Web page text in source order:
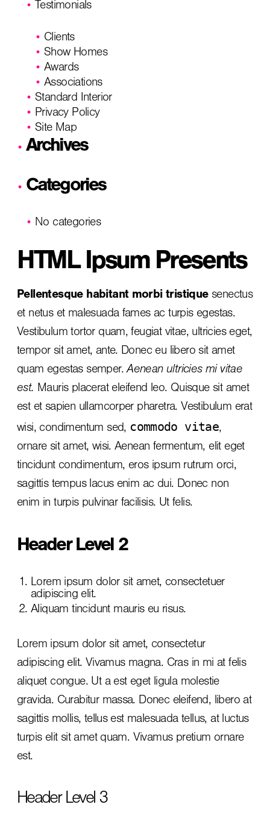
Testimonials
Clients
Show Homes
Awards
Associations
Standard Interior
Privacy Policy
Site Map
Archives
Categories
No categories
HTML Ipsum Presents
Pellentesque habitant morbi tristiquesenectus
et netus et malesuada fames ac turpis egestas.
Vestibulum tortor quam, feugiat vitae, ultricies eget,
tempor sit amet, ante. Donec eu libero sit amet
quam egestas semper.Aenean ultricies mi vitae
est. Mauris placerat eleifend leo. Quisque sit amet
est et sapien ullamcorper pharetra. Vestibulum erat
wisi, condimentum sed, commodo vitae,
ornare sit amet, wisi. Aenean fermentum, elit eget
tincidunt condimentum, eros ipsum rutrum orci,
sagittis tempus lacus enim ac dui. Donec non
enim in turpis pulvinar facilisis. Ut felis.
Header Level 2
Lorem ipsum dolor sit amet, consectetuer
adipiscing elit.
Aliquam tincidunt mauris eu risus.
Lorem ipsum dolor sit amet, consectetur
adipiscing elit. Vivamus magna. Cras in mi at felis
aliquet congue. Ut a est eget ligula molestie
gravida. Curabitur massa. Donec eleifend, libero at
sagittis mollis, tellus est malesuada tellus, at luctus
turpis elit sit amet quam. Vivamus pretium ornare
est.
Header Level 3